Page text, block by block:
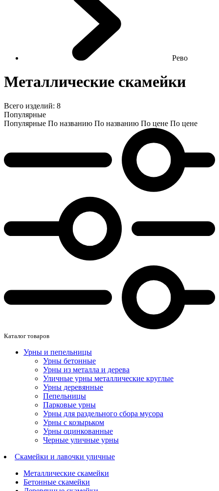
Рево
Металлические скамейки
Всего изделий: 8
Популярные
Популярные По названию По названию По цене По цене
Каталог товаров
Урны и пепельницы
Урны бетонные
Урны из металла и дерева
Уличные урны металлические круглые
Урны деревянные
Пепельницы
Парковые урны
Урны для раздельного сбора мусора
Урны с козырьком
Урны оцинкованные
Черные уличные урны
Скамейки и лавочки уличные
Металлические скамейки
Бетонные скамейки